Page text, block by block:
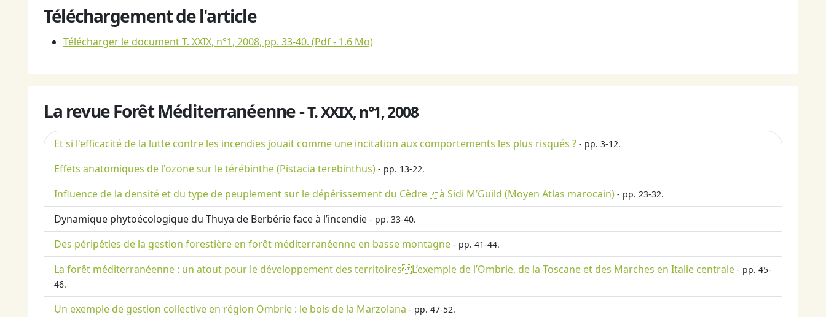
Téléchargement de l'article
Télécharger le document T. XXIX, n°1, 2008, pp. 33-40. (Pdf - 1.6 Mo)
La revue Forêt Méditerranéenne -T. XXIX, n°1, 2008
Et si l'efficacité de la lutte contre les incendies jouait comme une incitation aux comportements les plus risqués ? - pp. 3-12.
Effets anatomiques de l'ozone sur le térébinthe (Pistacia terebinthus) - pp. 13-22.
Influence de la densité et du type de peuplement sur le dépérissement du Cèdre à Sidi M’Guild (Moyen Atlas marocain) - pp. 23-32.
Dynamique phytoécologique du Thuya de Berbérie face à l’incendie - pp. 33-40.
Des péripéties de la gestion forestière en forêt méditerranéenne en basse montagne - pp. 41-44.
La forêt méditerranéenne : un atout pour le développement des territoires L’exemple de l’Ombrie, de la Toscane et des Marches en Italie centrale - pp. 45-
46.
Un exemple de gestion collective en région Ombrie : le bois de la Marzolana - pp. 47-52.